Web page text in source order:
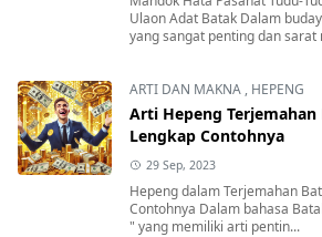
Ulaon Adat Batak Dalam
yang sangat penting dan sarat
ARTI DAN MAKNA , HEPENG
Arti Hepeng
Lengkap Contohnya
29 Sep, 2023
Hepeng dalam Terjemahan
Contohnya Dalam bahasa
" yang memiliki arti pentin...